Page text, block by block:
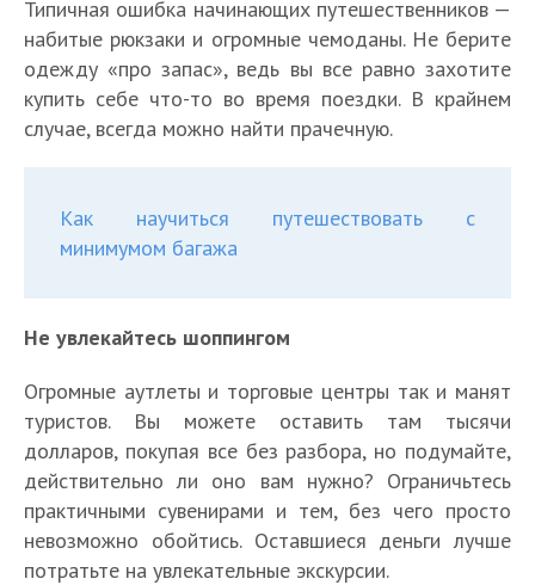
Типичная ошибка начинающих путешественников —
набитые рюкзаки и огромные чемоданы. Не берите
одежду «про запас», ведь вы все равно захотите
купить себе что-то во время поездки. В крайнем
случае, всегда можно найти прачечную.
Как научиться путешествовать с
минимумом багажа
Не увлекайтесь шоппингом
Огромные аутлеты и торговые центры так и манят
туристов. Вы можете оставить там тысячи
долларов, покупая все без разбора, но подумайте,
действительно ли оно вам нужно? Ограничьтесь
практичными сувенирами и тем, без чего просто
невозможно обойтись. Оставшиеся деньги лучше
потратьте на увлекательные экскурсии.